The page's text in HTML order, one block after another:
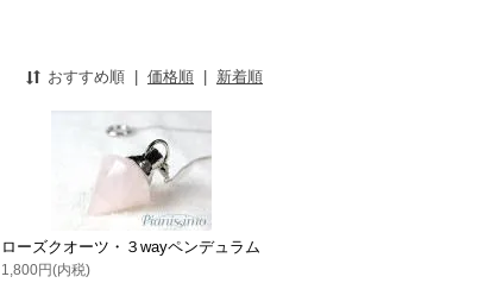
おすすめ順 | 価格順 | 新着順
ローズクオーツ・３wayペンデュラム
1,800円(内税)